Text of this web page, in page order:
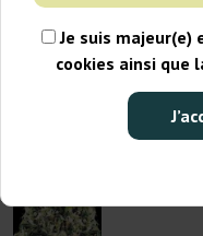
Je suis majeur(e)
cookies ainsi que